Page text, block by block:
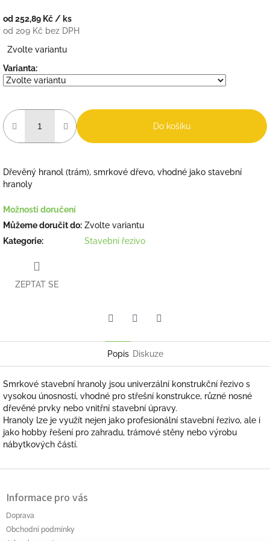
od252,89 Kč / ks
od 209 Kč bez DPH
cena:
Zvolte variantu
Varianta:
Do košíku
Dřevěný hranol (trám), smrkové dřevo, vhodné jako stavební
hranoly
Možnosti doručení
Můžeme doručit do: Zvolte variantu
Kategorie: Stavební řezivo
ZEPTAT SE
Popis Diskuze
Smrkové stavební hranoly jsou univerzální konstrukční řezivo s
vysokou únosností, vhodné pro střešní konstrukce, různé nosné
dřevěné prvky nebo vnitřní stavební úpravy.
Hranoly lze je využít nejen jako profesionální stavební řezivo, ale i
jako hobby řešení pro zahradu, trámové stěny nebo výrobu
nábytkových částí.
Informace pro vás
Doprava
Obchodní podmínky